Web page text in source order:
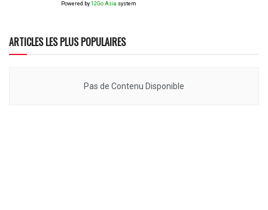
Powered by 12Go Asia system
ARTICLES LES PLUS POPULAIRES
Pas de Contenu Disponible